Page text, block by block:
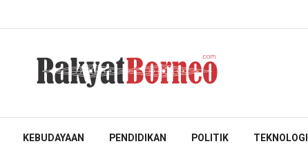
KEBUDAYAAN PENDIDIKAN POLITIK TEKNOLOGI